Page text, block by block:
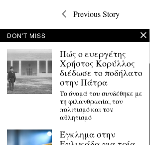
Πλοήγηση
άρθρων
Previous Story
DON'T MISS
Πώς ο ευεργέτης
Χρήστος Κορύλλος
διέδωσε το ποδήλατο
στην Πάτρα
Το όνομά του συνδέθηκε με
τη φιλανθρωπία, τον
πολιτισμό και τον
αθλητισμό
Έγκλημα στην